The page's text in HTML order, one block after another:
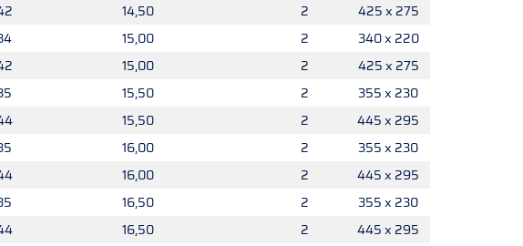
14,50 2
425 x 275
15,00 2
340 x 220
15,00 2
425 x 275
15,50 2
355 x 230
15,50 2
445 x 295
16,00 2
355 x 230
16,00 2
445 x 295
16,50 2
355 x 230
16,50 2
445 x 295